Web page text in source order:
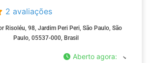
2 avaliações
Risoléu, 98, Jardim Peri Peri, São Paulo, São
Paulo, 05537-000, Brasil
Aberto agora: